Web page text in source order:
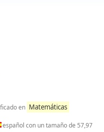
en Matemáticas
español con un tamaño de 57,97